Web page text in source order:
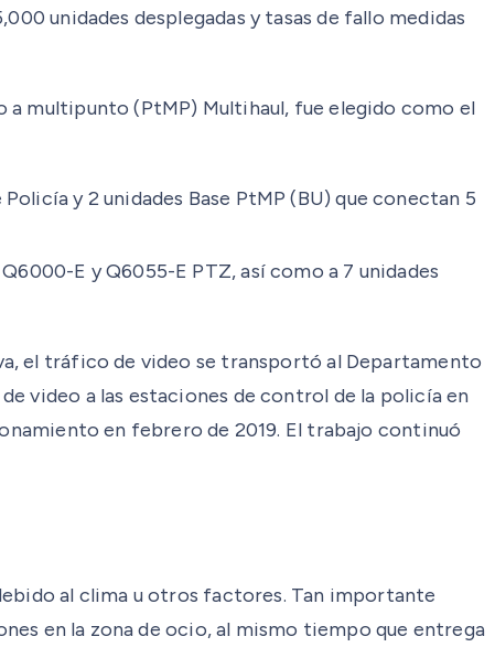
unidades desplegadas y tasas de fallo medidas
a multipunto (PtMP) Multihaul, fue elegido como el
y 2 unidades Base PtMP (BU) que conectan 5
E y Q6055-E PTZ, así como a 7 unidades
el tráfico de video se transportó al Departamento
video a las estaciones de control de la policía en
en febrero de 2019. El trabajo continuó
al clima u otros factores. Tan importante
en la zona de ocio, al mismo tiempo que entrega